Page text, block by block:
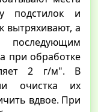
подстилок и
вытряхивают, а
при обработке
2 г/м". В
очистка их
вдвое. При